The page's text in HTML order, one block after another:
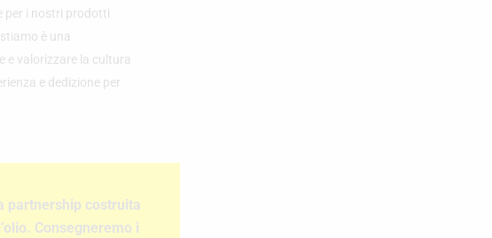
per i nostri prodotti
è una
e valorizzare la cultura
e dedizione per
partnership costruita
Consegneremo i